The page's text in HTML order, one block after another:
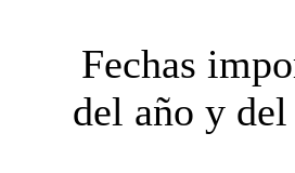
Fechas
del año y